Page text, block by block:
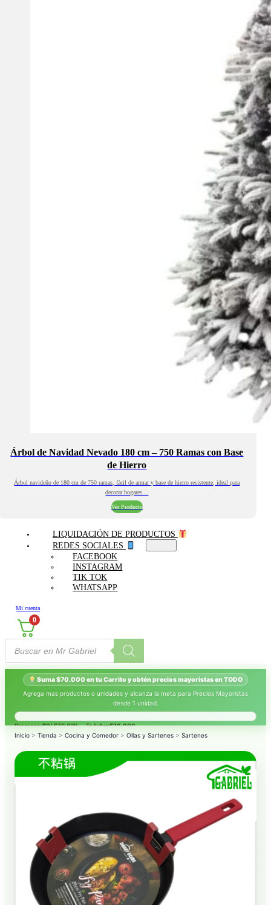
Árbol de Navidad Nevado 180 cm – 750 Ramas con Base
de Hierro
Árbol navideño de 180 cm de 750 ramas, fácil de armar y base de hierro resistente, ideal para
decorar hogares…
Ver Producto
LIQUIDACIÓN DE PRODUCTOS
REDES SOCIALES
FACEBOOK
INSTAGRAM
TIK TOK
WHATSAPP
Mi cuenta
0
Búsqueda
productos
Suma $70.000 en tu Carrito y obtén precios mayoristas en TODO
Agrega mas productos o unidades y alcanza la meta para Precios Mayoristas
desde 1 unidad.
Progreso:$0/ $70.000 — Te faltan$70.000.
Inicio > Tienda > Cocina y Comedor > Ollas y Sartenes > Sartenes